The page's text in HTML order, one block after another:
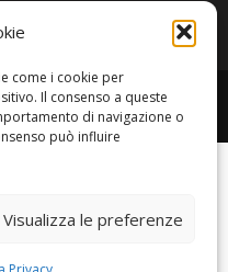
come i cookie per
Il consenso a queste
di navigazione o
può influire
Visualizza le preferenze